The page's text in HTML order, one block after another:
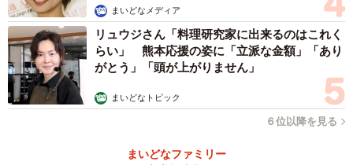
まいどなメディア
リュウジさん「料理研究家に出来るのはこれく
らい」 熊本応援の姿に「立派な金額」「あり
がとう」「頭が上がりません」
まいどなトピック
６位以降を見る
まいどなファミリー